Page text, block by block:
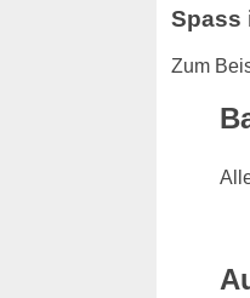
Spass
Zum